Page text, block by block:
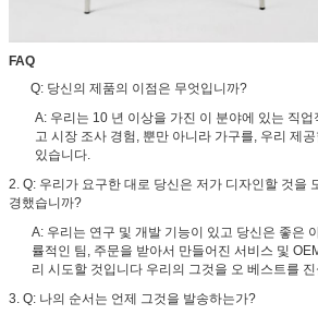
FAQ
Q: 당신의 제품의 이점은 무엇입니까?
A: 우리는 10 년 이상을 가진 이 분야에 있는 직
고 시장 조사 경험, 뿐만 아니라 가구를, 우리 제
있습니다.
2. Q: 우리가 요구한 대로 당신은 저가 디자인할 것을
경했습니까?
A: 우리는 연구 및 개발 기능이 있고 당신은 좋은
률적인 팀, 주문을 받아서 만들어진 서비스 및
리 시도할 것입니다 우리의 그것을 오 베스트를 진
3. Q: 나의 순서는 언제 그것을 발송하는가?